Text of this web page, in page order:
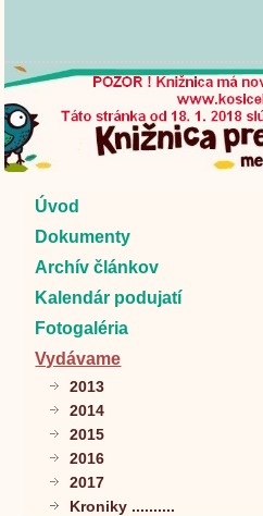
Úvod
Dokumenty
Archív článkov
Kalendár podujatí
Fotogaléria
Vydávame
2013
2014
2015
2016
2017
Kroniky ..........